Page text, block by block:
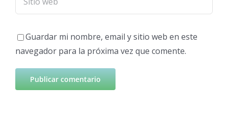
Guardar mi nombre, email y sitio web en este
navegador para la próxima vez que comente.